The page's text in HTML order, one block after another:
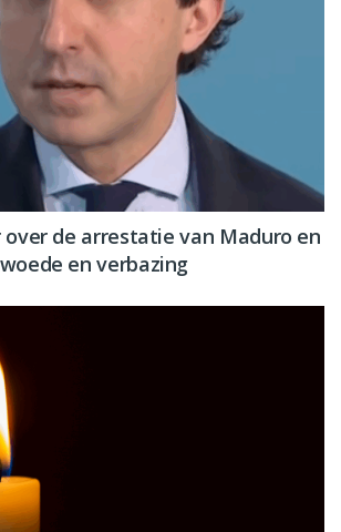
de arrestatie van Maduro en
en verbazing